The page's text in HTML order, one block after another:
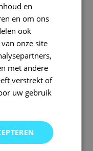
en
en om ons
ook
onze site
met andere
verstrekt of
uw gebruik